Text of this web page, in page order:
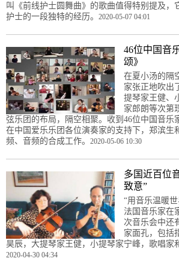
叫《前线护士圆舞曲》的歌曲值得特别提及，
护士的一段独特的经历。 2020-05-07 04:01
46位中国音
颂》
在夏小汤的隔
家张正地吹出
提琴家王健、
家郎朗等次第
弦乐团的布局，隔空相聚。收到46位中国音乐
在中国爱乐乐团各位演奏家的支持下，郑滨生
频、音频的合成工作。 2020-05-06 10:30
多国近百位
致意”
“用音乐温暖世
法国音乐家在
次音乐会中还
家面孔，包括
昊辰，大提琴家王健，小提琴家宁峰，歌唱家
2020-04-30 04:34